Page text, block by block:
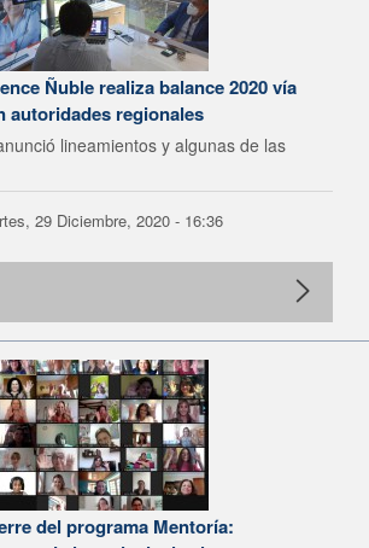
Ñuble realiza balance 2020 vía
autoridades regionales
lineamientos y algunas de las
29 Diciembre, 2020 - 16:36
del programa Mentoría: